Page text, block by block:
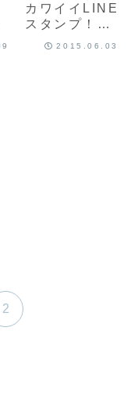
カワイイLINE
スタンプ！ア
トラボもLINE
2015.06.03
2